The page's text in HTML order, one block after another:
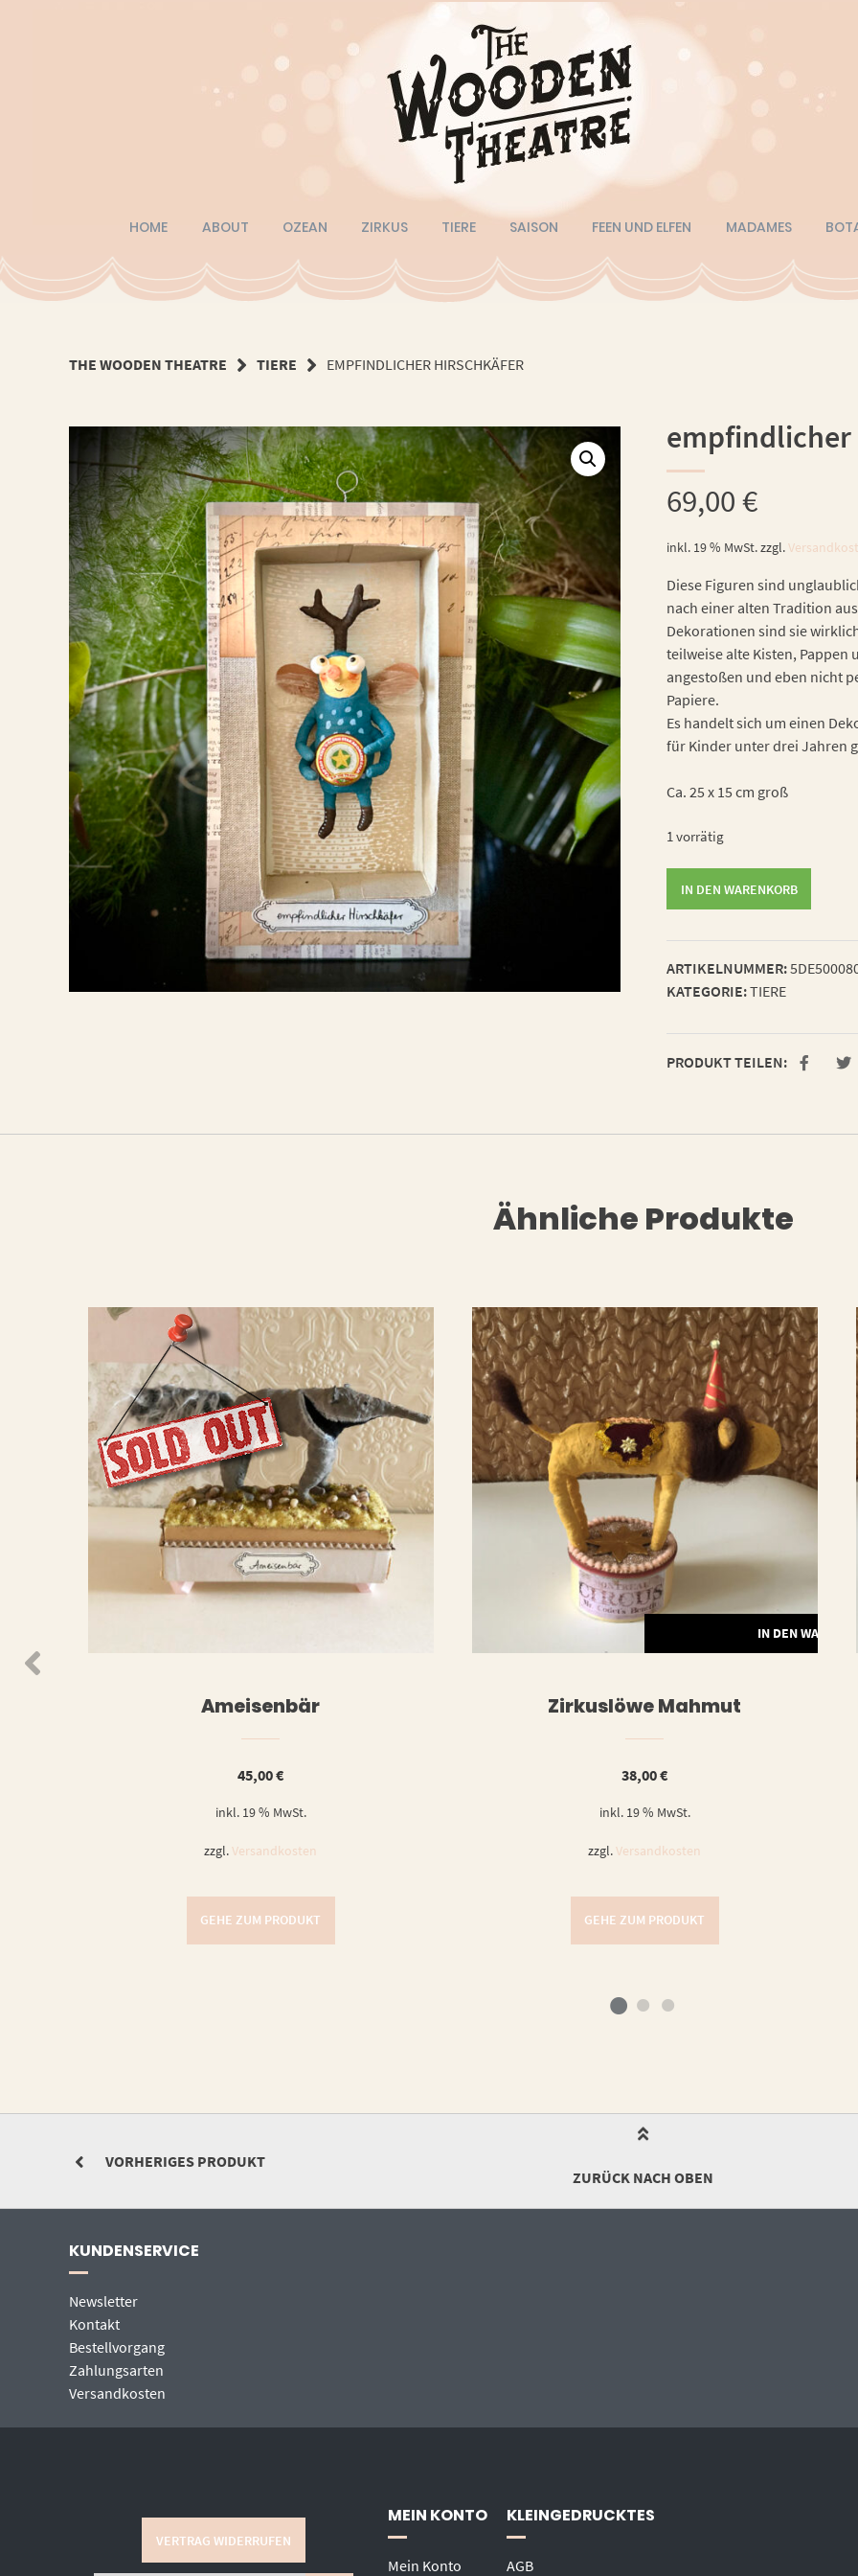
HOME ABOUT OZEAN ZIRKUS TIERE SAISON FEEN UND ELFEN MADAMES
THE WOODEN THEATRE TIERE EMPFINDLICHER HIRSCHKÄFER
69,00€
inkl. 19 % MwSt.zzgl.
Diese Figuren sind
nach einer alten Tradition
Dekorationen sind sie
teilweise alte Kisten, Pappen
angestoßen und eben nicht
Papiere.
Es handelt sich um einen
für Kinder unter drei Jahren
Ca. 25 x 15 cm groß
1 vorrätig
IN DEN WARENKORB
ARTIKELNUMMER:
KATEGORIE:TIERE
PRODUKT TEILEN:
Ähnliche Produkte
Ameisenbär
45,00€
inkl. 19 % MwSt.
zzgl.Versandkosten
GEHE ZUM PRODUKT
IN DEN
Zirkuslöwe Mahmut
38,00€
inkl. 19 % MwSt.
zzgl.Versandkosten
GEHE ZUM PRODUKT
VORHERIGES PRODUKT
ZURÜCK NACH OBEN
KUNDENSERVICE
Newsletter
Kontakt
Bestellvorgang
Zahlungsarten
Versandkosten
VERTRAG WIDERRUFEN
MEIN KONTO
Mein Konto
KLEINGEDRUCKTES
AGB